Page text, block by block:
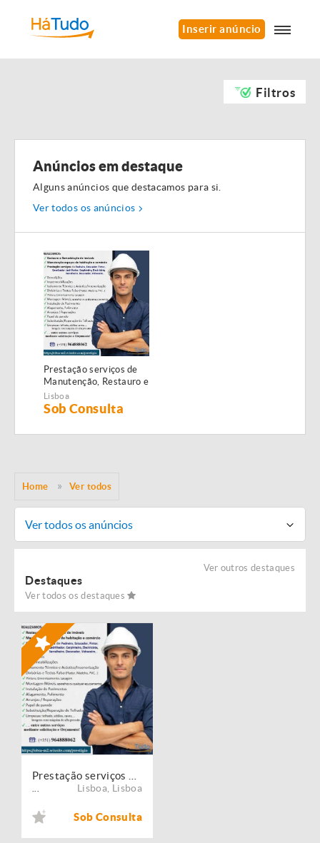
Inserir anúncio
Filtros
Anúncios em destaque
Alguns anúncios que destacamos para si.
Ver todos os anúncios
Prestação serviços de
Manutenção, Restauro e
Remodelação de
imóveis!
Lisboa
Sob Consulta
Home Ver todos
Ver todos os anúncios
Ver outros destaques
Destaques
Ver todos os destaques
Lisboa Lisboa
Sob Consulta